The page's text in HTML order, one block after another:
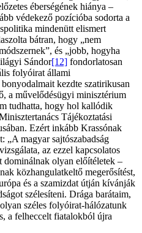
éberségének hiánya –
védekező pozícióba sodorta a
mindenütt elismert
bátran, hogy „nem
és „jobb, hogyha
Sándor[12] fondorlatosan
folyóirat állami
kezdte szatirikusan
a művelődésügyi minisztérium
tudhatta, hogy hol kallódik
Tájékoztatási
Ezért inkább Krassónak
„A magyar sajtószabadság
az ezzel kapcsolatos
dominálnak olyan előítéletek –
közhangulatkeltő megerősítést,
és a szamizdat útján kívánják
szélesíteni. Drága barátaim,
széles folyóirat-hálózatunk
a felheccelt fiatalokból újra